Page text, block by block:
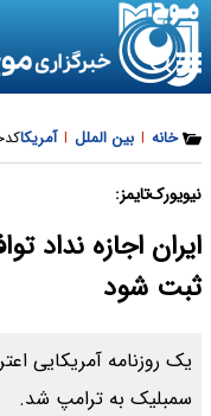
خانه | بین الملل | آمریکا
نیویورک‌تایمز:
ایران اجازه نداد
ثبت شود
یک روزنامه آمریکایی
سمبلیک به ترامپ شد.